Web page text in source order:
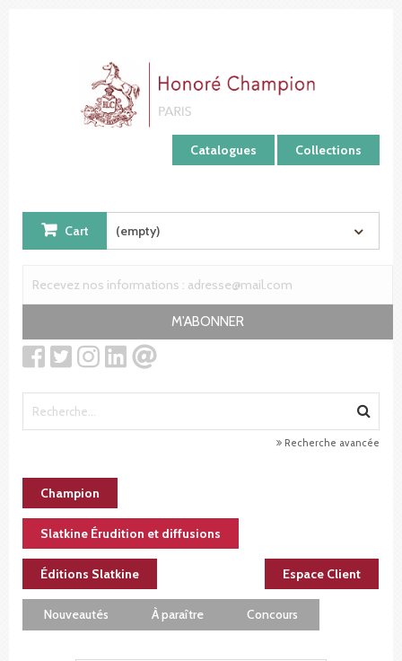
Catalogues Collections
Cart (empty)
M'ABONNER
Recherche avancée
Champion
Slatkine Érudition et diffusions
Éditions Slatkine Espace Client
Nouveautés À paraître Concours